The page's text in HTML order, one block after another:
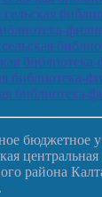
библиотека-
библиотека-
бюджетное
района